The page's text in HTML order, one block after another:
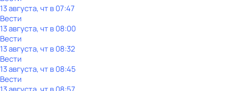
13 августа, чт в 07:47
Вести
13 августа, чт в 08:00
Вести
13 августа, чт в 08:32
Вести
13 августа, чт в 08:45
Вести